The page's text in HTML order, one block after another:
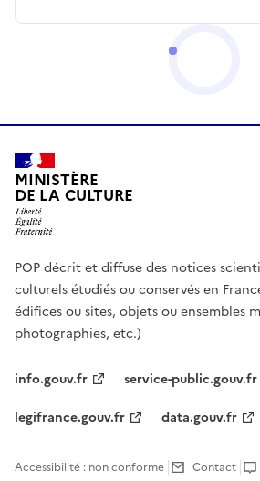
MINISTÈRE
DE LA CULTURE
POP décrit et diffuse des notices
culturels étudiés ou conservés en
édifices ou sites, objets ou ensembles
photographies, etc.)
info.gouv.fr
service-public.gouv.fr
legifrance.gouv.fr
data.gouv.fr
Accessibilité : non conforme Contact